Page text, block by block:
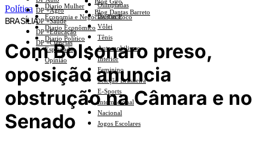
Olimpíadas
Basquete
Vôlei
Tênis
Automobilismo
Interior
Feminino
Seleção Brasileira
E-Sports
Internacional
Nacional
Jogos Escolares
DP +Agro
DP +Saúde
DP +Educação
DP +Ciências
Diario Mulher
Economia e Negócios Em Foco
Diario Econômico
Diario Político
Esplanada
Opinião
Blog Dantas Barreto
Política
BRASÍLIA
Com Bolsonaro preso,
oposição anuncia
obstrução na Câmara e no
Senado